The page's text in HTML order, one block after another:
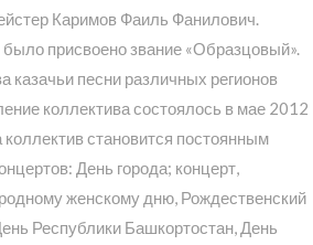
Каримов Фаиль Фанилович.
присвоено звание «Образцовый».
казачьи песни различных регионов
коллектива состоялось в мае 2012
коллектив становится постоянным
День города; концерт,
женскому дню, Рождественский
Республики Башкортостан, День